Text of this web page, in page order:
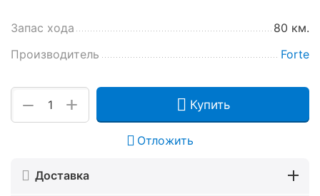
Запас хода
80 км.
Производитель
Forte
+
− Купить
Отложить
Доставка